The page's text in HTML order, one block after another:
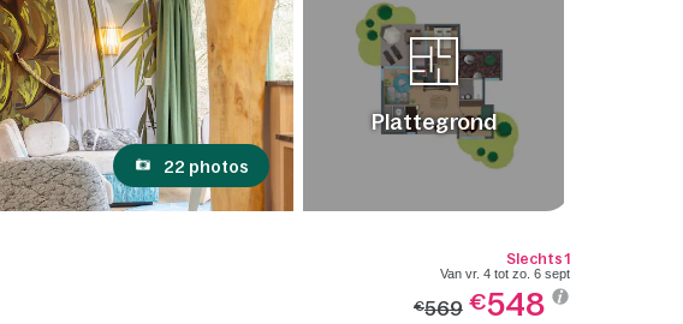
22 photos
Plattegrond
Slechts 1
Van vr. 4 tot zo. 6 sept
€569 €548